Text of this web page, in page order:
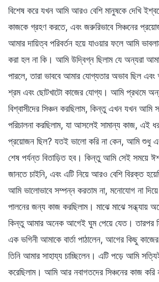
বিশেষ করে যখন আমি আরও বেশি মানুষকে দেখি
কাজকে গ্রহণ করতে, এবং জরুরিভাবে সিঞ্চনের
আমার দায়িত্ব পরিবর্তন হয়ে যাওয়ার ফলে আমি
করা হল না কি। আমি উদ্বিগ্ন ছিলাম যে অন্যরা
পারলে, তারা ভাববে আমার যোগ্যতার অভাব ছিল
শ্রম এবং ছোটখাটো কাজের যোগ্য। আমি প্রথমে
বিশ্বাসীদের সিঞ্চন করছিলাম, কিন্তু এখন যখন আমি
পরিচালনা করছিলাম, যা আসলেই সামান্য কাজ, এই
প্রয়োজন ছিল? যতই ভালো করি না কেন, আমি শুধু
শেষ পর্যন্ত বিতাড়িত হব। কিন্তু আমি সেই সময়ে
জানতে চাইনি, এবং এটি নিয়ে আরও বেশি বিরক্ত
আমি ভালোভাবে সম্পন্ন করতাম না, মনোযোগ না
পালনের জন্য কাজ করছিলাম। মাঝে মাঝে সন্ধ্যায়
কিন্তু আমার অনেক আগেই ঘুম পেয়ে যেত। তারপর
এক ভগিনী আমাকে বার্তা পাঠালেন, আগের কিছু
তিনি আমার সাহায্য চাচ্ছিলেন। এটি পড়ে আমি
করেছিলাম। আমি আর নবাগতদের সিঞ্চনের কাজ করি